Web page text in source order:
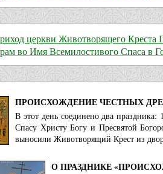
церкви Животворящего Креста
во Имя Всемилостивого Спаса в
ПРОИСХОЖДЕНИЕ ЧЕСТНЫХ
В этот день соединено два
Спасу Христу Богу и Пресвятой
выносили Животворящий Крест из
О ПРАЗДНИКЕ